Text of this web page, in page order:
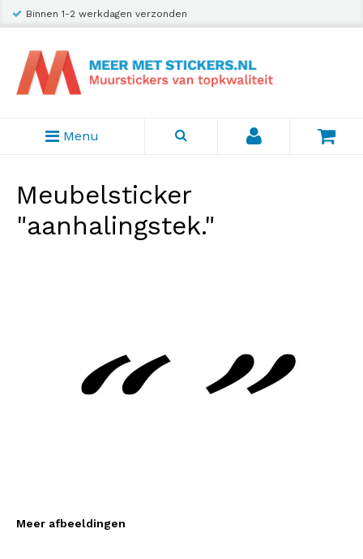
Binnen 1-2 werkdagen verzonden
Menu
Meubelsticker
"aanhalingstek."
Meer afbeeldingen